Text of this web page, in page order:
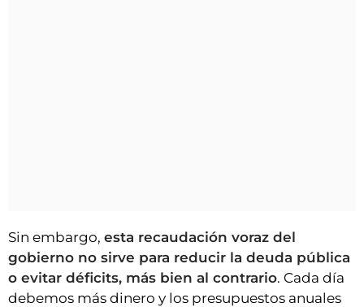
Sin embargo, esta recaudación voraz del
gobierno no sirve para reducir la deuda pública
o evitar déficits, más bien al contrario. Cada día
debemos más dinero y los presupuestos anuales